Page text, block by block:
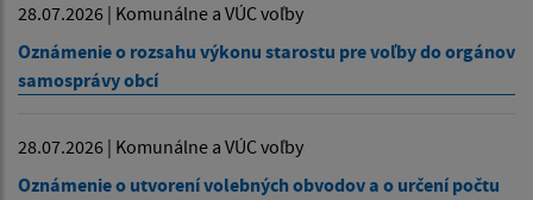
28.07.2026 | Komunálne a VÚC voľby
Oznámenie o rozsahu výkonu starostu pre voľby do orgánov
samosprávy obcí
28.07.2026 | Komunálne a VÚC voľby
Oznámenie o utvorení volebných obvodov a o určení počtu